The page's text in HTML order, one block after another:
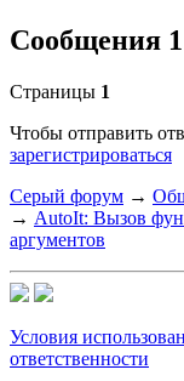
Сообщения 1
Страницы 1
Чтобы отправить
зарегистрироваться
Серый форум →
→ AutoIt: Вызов
аргументов
Условия
ответственности